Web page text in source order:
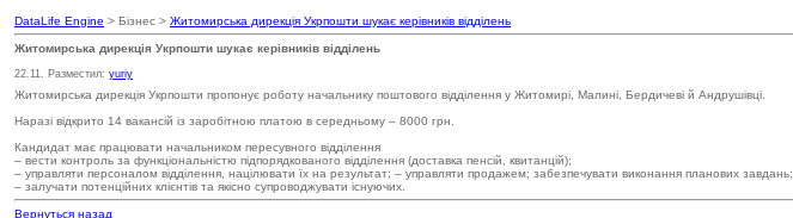
DataLife Engine > Бізнес > Житомирська дирекція Укрпошти шукає керівників відділень
Житомирська дирекція Укрпошти шукає керівників відділень
22.11. Разместил: yuriy
Житомирська дирекція Укрпошти пропонує роботу начальнику поштового відділення у Житомирі, Малині, Бердичеві й Андрушівці.
Наразі відкрито 14 вакансій із заробітною платою в середньому – 8000 грн.
Кандидат має працювати начальником пересувного відділення
– вести контроль за функціональністю підпорядкованого відділення (доставка пенсій, квитанцій);
– управляти персоналом відділення, націлювати їх на результат; – управляти продажем; забезпечувати виконання планових завдань;
– залучати потенційних клієнтів та якісно супроводжувати існуючих.
Вернуться назад